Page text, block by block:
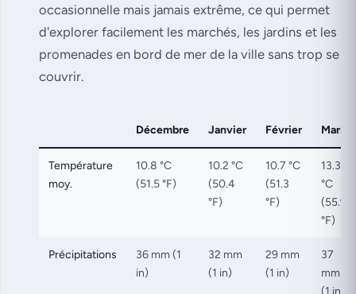
occasionnelle mais jamais extrême, ce qui permet
d'explorer facilement les marchés, les jardins et les
promenades en bord de mer de la ville sans trop se
couvrir.
Décembre Janvier Février Mars
Température
moy.
10.8 °C
(51.5 °F)
10.2 °C
(50.4
°F)
10.7 °C
(51.3
°F)
13.3
°C
(55.9
°F)
Précipitations
36 mm (1
in)
32 mm
(1 in)
29 mm
(1 in)
37
mm
(1 in)